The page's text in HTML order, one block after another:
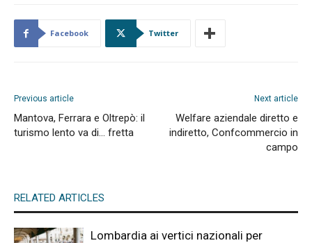
Facebook Twitter
Previous article
Mantova, Ferrara e Oltrepò: il
turismo lento va di… fretta
Next article
Welfare aziendale diretto e
indiretto, Confcommercio in
campo
RELATED ARTICLES
Lombardia ai vertici nazionali per